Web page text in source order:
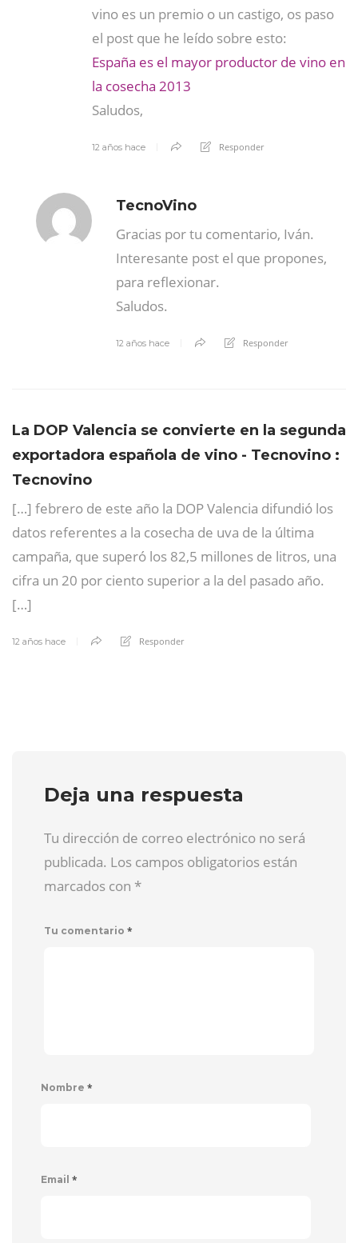
vino es un premio o un castigo, os paso
el post que he leído sobre esto:
España es el mayor productor de vino en
la cosecha 2013
Saludos,
12 años hace Responder
TecnoVino
Gracias por tu comentario, Iván.
Interesante post el que propones,
para reflexionar.
Saludos.
12 años hace Responder
La DOP Valencia se convierte en la segunda
exportadora española de vino - Tecnovino :
Tecnovino
[…] febrero de este año la DOP Valencia difundió los
datos referentes a la cosecha de uva de la última
campaña, que superó los 82,5 millones de litros, una
cifra un 20 por ciento superior a la del pasado año.
[…]
12 años hace Responder
Deja una respuesta
Tu dirección de correo electrónico no será
publicada. Los campos obligatorios están
marcados con *
Tu comentario *
Nombre *
Email *